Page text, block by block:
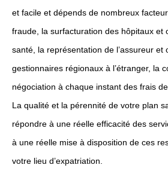
et facile et dépends de nombreux
fraude, la surfacturation des hôpitaux et
santé, la représentation de l’assureur et
gestionnaires régionaux à l’étranger, la
négociation à chaque instant des frais
La qualité et la pérennité de votre plan
répondre à une réelle efficacité des
à une réelle mise à disposition de ces
votre lieu d’expatriation.